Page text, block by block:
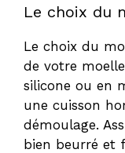
Le choix du
Le choix du
de votre
silicone ou en
une cuisson
démoulage.
bien beurré et